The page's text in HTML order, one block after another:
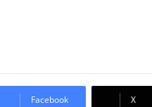
Facebook X